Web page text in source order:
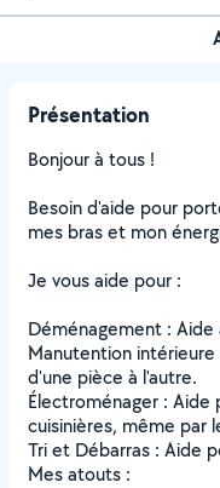
Présentation
Bonjour à tous !
Besoin d'aide pour
mes bras et mon
Je vous aide pour :
Déménagement :
Manutention
d'une pièce à l'autre.
Électroménager : Aide
cuisinières, même par
Tri et Débarras : Aide
Mes atouts :